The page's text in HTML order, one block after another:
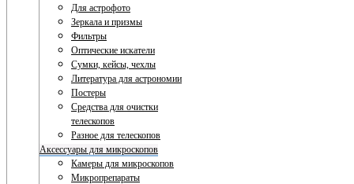
Для астрофото
Зеркала и призмы
Фильтры
Оптические искатели
Сумки, кейсы, чехлы
Литература для астрономии
Постеры
Средства для очистки
телескопов
Разное для телескопов
Аксессуары для микроскопов
Камеры для микроскопов
Микропрепараты